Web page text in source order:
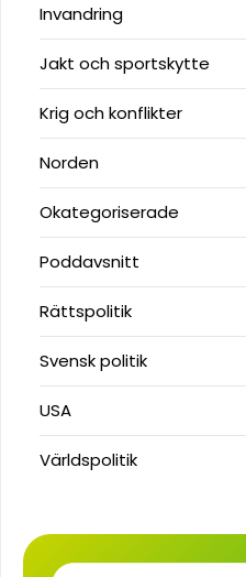
Invandring
Jakt och sportskytte
Krig och konflikter
Norden
Okategoriserade
Poddavsnitt
Rättspolitik
Svensk politik
USA
Världspolitik